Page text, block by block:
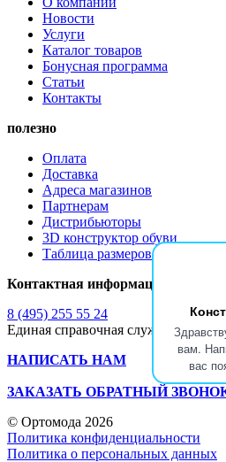
вам.
вас
Новости
Услуги
Каталог товаров
Бонусная программа
Статьи
Контакты
полезно
Оплата
Доставка
Адреса магазинов
Партнерам
Дистрибьюторы
3D конструктор обуви
Таблица размеров обуви
Контактная информация
8 (495) 255 55 24
Единая справочная служба
НАПИСАТЬ НАМ
ЗАКАЗАТЬ ОБРАТНЫЙ
© Ортомода 2026
Политика конфиденциальности
Политика о персональных данных